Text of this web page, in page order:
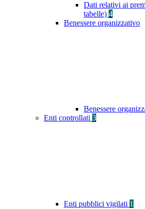
Dati relativi ai
tabelle) 4
Benessere organizzativo
Benessere
Enti controllati 3
Enti pubblici vigilati 1